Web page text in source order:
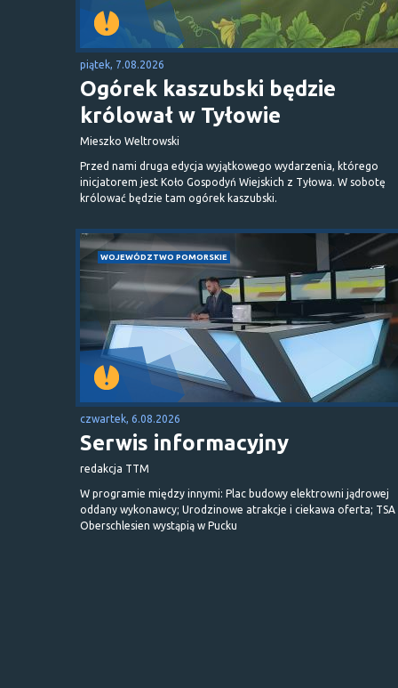
piątek, 7.08.2026
Ogórek kaszubski będzie
królował w Tyłowie
Mieszko Weltrowski
Przed nami druga edycja wyjątkowego wydarzenia, którego
inicjatorem jest Koło Gospodyń Wiejskich z Tyłowa. W sobotę
królować będzie tam ogórek kaszubski.
WOJEWÓDZTWO POMORSKIE
czwartek, 6.08.2026
Serwis informacyjny
redakcja TTM
W programie między innymi: Plac budowy elektrowni jądrowej
oddany wykonawcy; Urodzinowe atrakcje i ciekawa oferta; TSA
Oberschlesien wystąpią w Pucku